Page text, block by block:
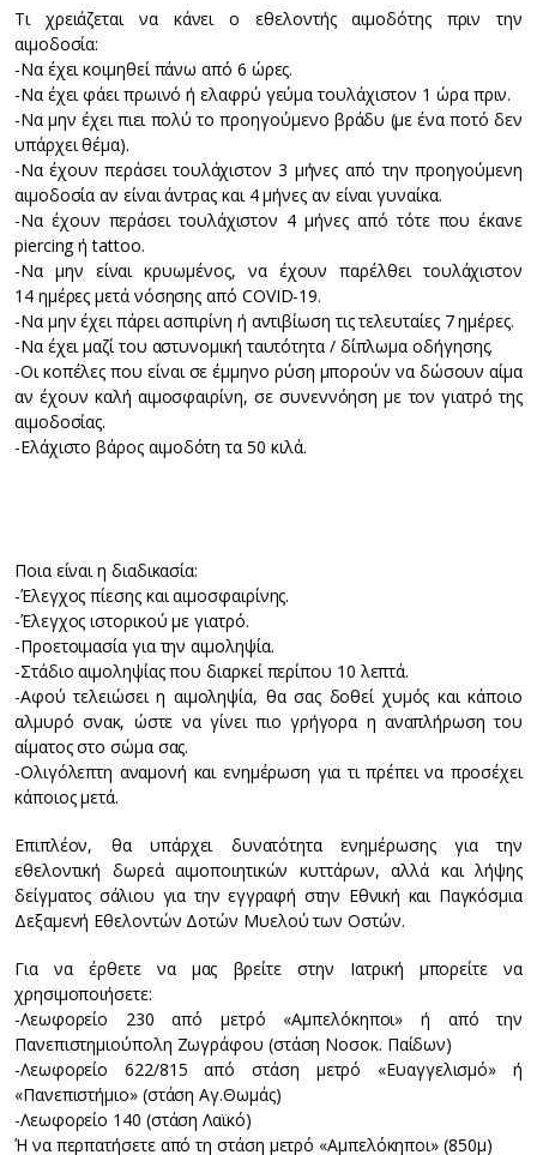
Τι χρειάζεται να κάνει ο εθελοντής αιμοδότης πριν την
αιμοδοσία:
-Να έχει κοιμηθεί πάνω από 6 ώρες.
-Να έχει φάει πρωινό ή ελαφρύ γεύμα τουλάχιστον 1 ώρα πριν.
-Να μην έχει πιει πολύ το προηγούμενο βράδυ (με ένα ποτό δεν
υπάρχει θέμα).
-Να έχουν περάσει τουλάχιστον 3 μήνες από την προηγούμενη
αιμοδοσία αν είναι άντρας και 4 μήνες αν είναι γυναίκα.
-Να έχουν περάσει τουλάχιστον 4 μήνες από τότε που έκανε
piercing ή tattoo.
-Να μην είναι κρυωμένος, να έχουν παρέλθει τουλάχιστον
14 ημέρες μετά νόσησης από COVID-19.
-Να μην έχει πάρει ασπιρίνη ή αντιβίωση τις τελευταίες 7 ημέρες.
-Να έχει μαζί του αστυνομική ταυτότητα / δίπλωμα οδήγησης.
-Οι κοπέλες που είναι σε έμμηνο ρύση μπορούν να δώσουν αίμα
αν έχουν καλή αιμοσφαιρίνη, σε συνεννόηση με τον γιατρό της
αιμοδοσίας.
-Ελάχιστο βάρος αιμοδότη τα 50 κιλά.
Ποια είναι η διαδικασία:
-Έλεγχος πίεσης και αιμοσφαιρίνης.
-Έλεγχος ιστορικού με γιατρό.
-Προετοιμασία για την αιμοληψία.
-Στάδιο αιμοληψίας που διαρκεί περίπου 10 λεπτά.
-Αφού τελειώσει η αιμοληψία, θα σας δοθεί χυμός και κάποιο
αλμυρό σνακ, ώστε να γίνει πιο γρήγορα η αναπλήρωση του
αίματος στο σώμα σας.
-Ολιγόλεπτη αναμονή και ενημέρωση για τι πρέπει να προσέχει
κάποιος μετά.
Επιπλέον, θα υπάρχει δυνατότητα ενημέρωσης για την
εθελοντική δωρεά αιμοποιητικών κυττάρων, αλλά και λήψης
δείγματος σάλιου για την εγγραφή στην Εθνική και Παγκόσμια
Δεξαμενή Εθελοντών Δοτών Μυελού των Οστών.
Για να έρθετε να μας βρείτε στην Ιατρική μπορείτε να
χρησιμοποιήσετε:
-Λεωφορείο 230 από μετρό «Αμπελόκηποι» ή από την
Πανεπιστημιούπολη Ζωγράφου (στάση Νοσοκ. Παίδων)
-Λεωφορείο 622/815 από στάση μετρό «Ευαγγελισμό» ή
«Πανεπιστήμιο» (στάση Αγ.Θωμάς)
-Λεωφορείο 140 (στάση Λαϊκό)
Ή να περπατήσετε από τη στάση μετρό «Αμπελόκηποι» (850μ)